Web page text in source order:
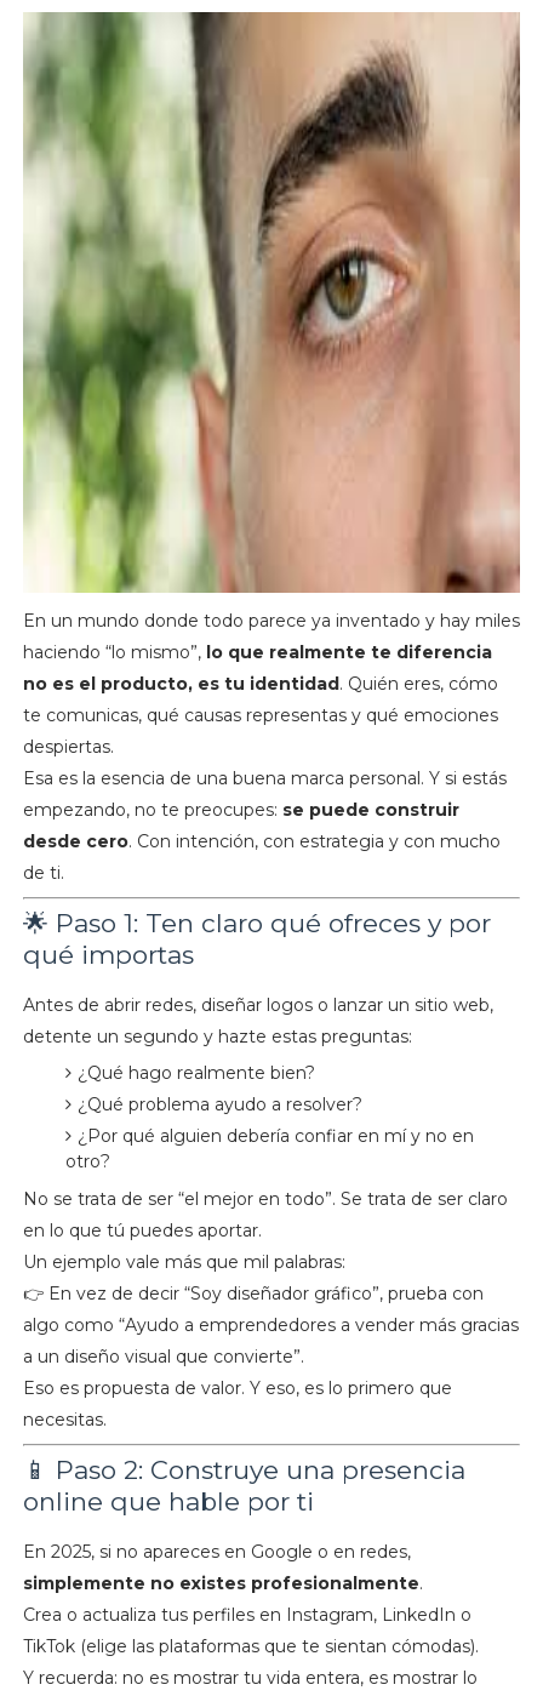
En un mundo donde todo parece ya inventado y hay miles
haciendo “lo mismo”, lo que realmente te diferencia
no es el producto, es tu identidad . Quién eres, cómo
te comunicas, qué causas representas y qué emociones
despiertas.
Esa es la esencia de una buena marca personal. Y si estás
empezando, no te preocupes: se puede construir
desde cero. Con intención, con estrategia y con mucho
de ti.
🌟 Paso 1: Ten claro qué ofreces y por
qué importas
Antes de abrir redes, diseñar logos o lanzar un sitio web,
detente un segundo y hazte estas preguntas:
¿Qué hago realmente bien?
¿Qué problema ayudo a resolver?
¿Por qué alguien debería confiar en mí y no en
otro?
No se trata de ser “el mejor en todo”. Se trata de ser claro
en lo que tú puedes aportar.
Un ejemplo vale más que mil palabras:
👉 En vez de decir “Soy diseñador gráfico”, prueba con
algo como “Ayudo a emprendedores a vender más gracias
a un diseño visual que convierte”.
Eso es propuesta de valor. Y eso, es lo primero que
necesitas.
📱 Paso 2: Construye una presencia
online que hable por ti
En 2025, si no apareces en Google o en redes,
simplemente no existes profesionalmente.
Crea o actualiza tus perfiles en Instagram, LinkedIn o
TikTok (elige las plataformas que te sientan cómodas).
Y recuerda: no es mostrar tu vida entera, es mostrar lo